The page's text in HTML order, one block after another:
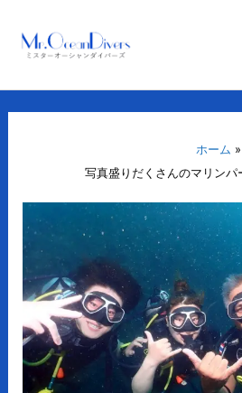
ホーム
写真盛りだくさんのマリン